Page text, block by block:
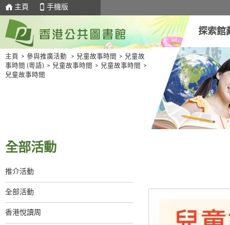
主頁 手機版
探索館
主頁 > 參與推廣活動 > 兒童故事時間 > 兒童故
事時間 (粵語) > 兒童故事時間 > 兒童故事時間
>
兒童故事時間
全部活動
推介活動
全部活動
香港悅讀周